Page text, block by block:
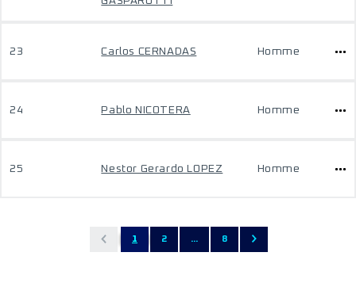
23 Carlos CERNADAS Homme
24 Pablo NICOTERA Homme
25 Nestor Gerardo LOPEZ Homme
1 2 ... 8